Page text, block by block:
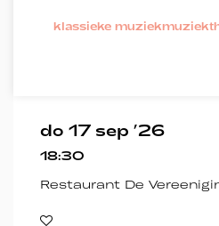
klassieke muziek
do 17 sep ’26
18:30
Restaurant De